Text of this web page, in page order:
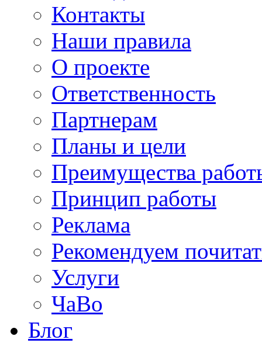
Контакты
Наши правила
О проекте
Ответственность
Партнерам
Планы и цели
Преимущества
Принцип работы
Реклама
Рекомендуем
Услуги
ЧаВо
Блог